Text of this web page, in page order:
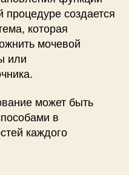
процедуре создается
которая
мочевой
или
может быть
в
каждого